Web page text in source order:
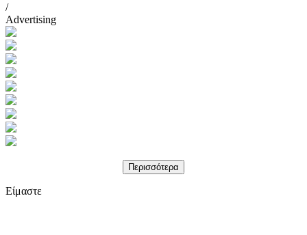
/
Advertising
Περισσότερα
Είμαστε